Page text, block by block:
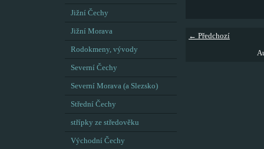
Jižní Čechy
Jižní Morava
Rodokmeny, vývody
Severní Čechy
Severní Morava (a Slezsko)
Střední Čechy
střípky ze středověku
Východní Čechy
← Předchozí